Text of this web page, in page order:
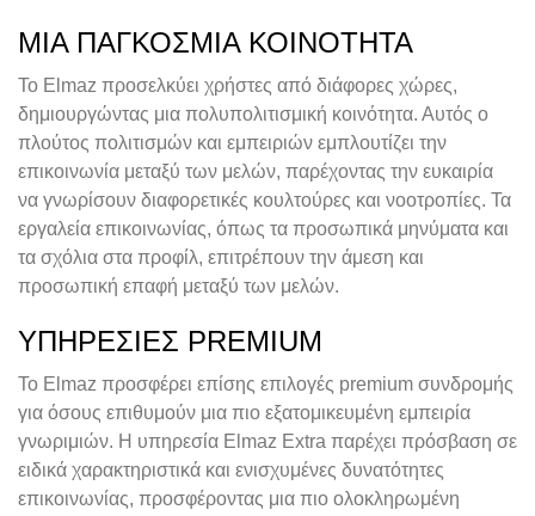
ΜΙΑ ΠΑΓΚΌΣΜΙΑ ΚΟΙΝΌΤΗΤΑ
Το Elmaz προσελκύει χρήστες από διάφορες χώρες,
δημιουργώντας μια πολυπολιτισμική κοινότητα. Αυτός ο
πλούτος πολιτισμών και εμπειριών εμπλουτίζει την
επικοινωνία μεταξύ των μελών, παρέχοντας την ευκαιρία
να γνωρίσουν διαφορετικές κουλτούρες και νοοτροπίες. Τα
εργαλεία επικοινωνίας, όπως τα προσωπικά μηνύματα και
τα σχόλια στα προφίλ, επιτρέπουν την άμεση και
προσωπική επαφή μεταξύ των μελών.
ΥΠΗΡΕΣΊΕΣ PREMIUM
Το Elmaz προσφέρει επίσης επιλογές premium συνδρομής
για όσους επιθυμούν μια πιο εξατομικευμένη εμπειρία
γνωριμιών. Η υπηρεσία Elmaz Extra παρέχει πρόσβαση σε
ειδικά χαρακτηριστικά και ενισχυμένες δυνατότητες
επικοινωνίας, προσφέροντας μια πιο ολοκληρωμένη